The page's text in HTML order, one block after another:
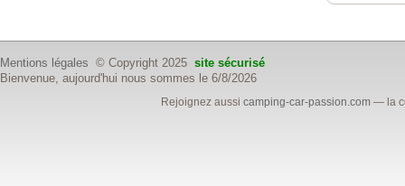
Mentions légales © Copyright 2025 site sécurisé
Bienvenue, aujourd'hui nous sommes le 6/8/2026
Rejoignez aussicamping-car-passion.com — la